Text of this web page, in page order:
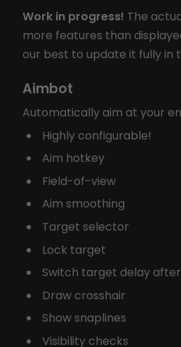
Work in progress! The
more features than
our best to update it fully in
Aimbot
Automatically aim at your
Highly configurable!
Aim hotkey
Field-of-view
Aim smoothing
Target selector
Lock target
Switch target delay
Draw crosshair
Show snaplines
Visibility checks